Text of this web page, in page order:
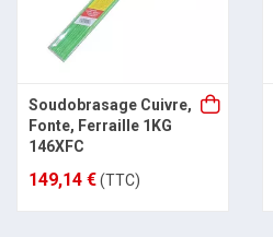
Soudobrasage Cuivre,
Fonte, Ferraille 1KG
146XFC
149,14 €(TTC)